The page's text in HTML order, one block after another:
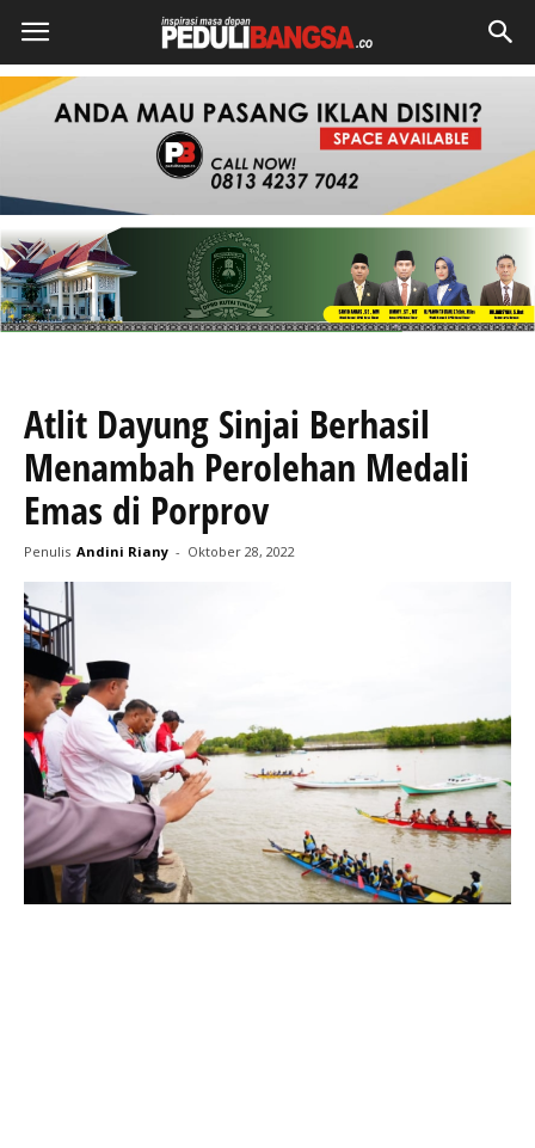
Atlit Dayung Sinjai Berhasil
Menambah Perolehan Medali
Emas di Porprov
Penulis Andini Riany - Oktober 28, 2022